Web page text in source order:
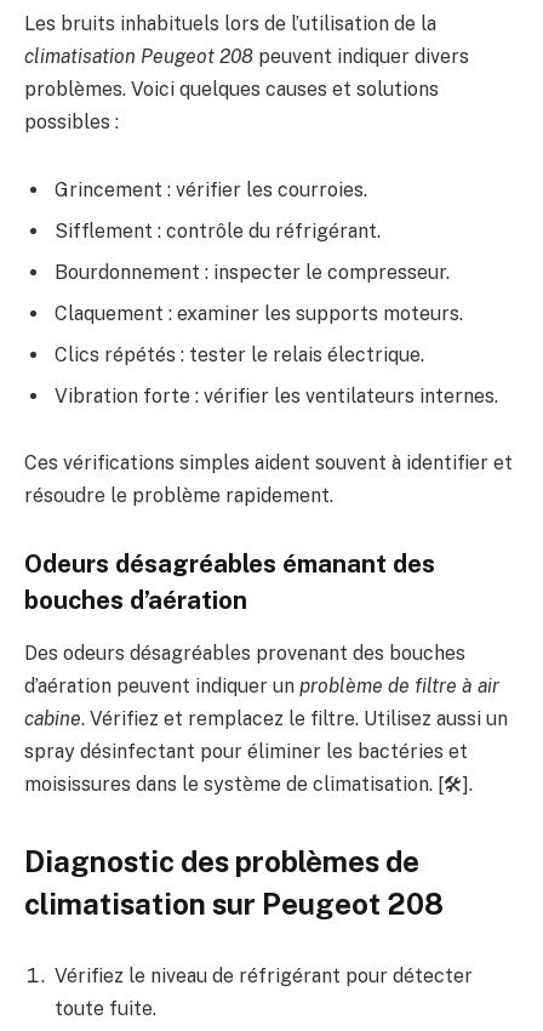
Les bruits inhabituels lors de l’utilisation de la
climatisation Peugeot 208 peuvent indiquer divers
problèmes. Voici quelques causes et solutions
possibles :
Grincement : vérifier les courroies.
Sifflement : contrôle du réfrigérant.
Bourdonnement : inspecter le compresseur.
Claquement : examiner les supports moteurs.
Clics répétés : tester le relais électrique.
Vibration forte : vérifier les ventilateurs internes.
Ces vérifications simples aident souvent à identifier et
résoudre le problème rapidement.
Odeurs désagréables émanant des
bouches d’aération
Des odeurs désagréables provenant des bouches
d’aération peuvent indiquer un problème de filtre à air
cabine. Vérifiez et remplacez le filtre. Utilisez aussi un
spray désinfectant pour éliminer les bactéries et
moisissures dans le système de climatisation. [🛠️].
Diagnostic des problèmes de
climatisation sur Peugeot 208
Vérifiez le niveau de réfrigérant pour détecter
toute fuite.